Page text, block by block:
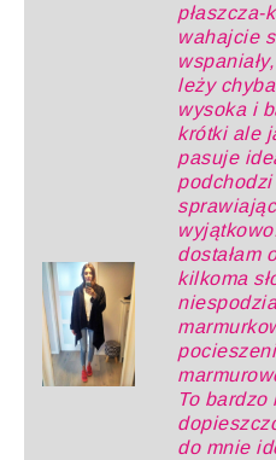
płaszcza-
wahajcie
leży
wysoka i
krótki ale
pasuje
dostałam
kilkoma
To bardzo
do mnie